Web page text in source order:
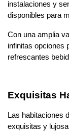
instalaciones y
disponibles para
Con una amplia
infinitas opciones
refrescantes
Exquisitas
Las habitaciones
exquisitas y